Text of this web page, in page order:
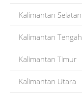
Kalimantan Selatan
Kalimantan Tengah
Kalimantan Timur
Kalimantan Utara